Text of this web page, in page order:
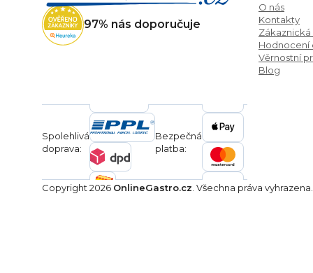
97% nás doporučuje
O nás
Kontakty
Hodnocení
Věrnostní
Blog
Spolehlivá
doprava:
Bezpečná
platba:
Copyright 2026 OnlineGastro.cz . Všechna práva vyhrazena.